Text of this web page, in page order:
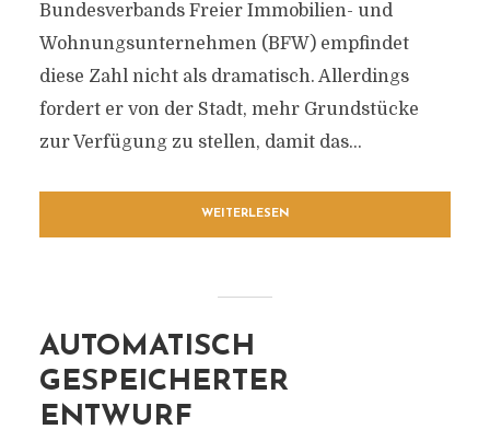
Bundesverbands Freier Immobilien- und
Wohnungsunternehmen (BFW) empfindet
diese Zahl nicht als dramatisch. Allerdings
fordert er von der Stadt, mehr Grundstücke
zur Verfügung zu stellen, damit das...
WEITERLESEN
AUTOMATISCH
GESPEICHERTER
ENTWURF